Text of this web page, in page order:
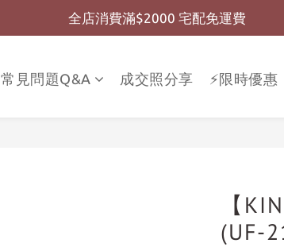
全店消費滿$999 超商免運費
全店消費滿$2000 宅配免運費
常見問題Q&A 成交照分享 ⚡限時優惠
【
(UF-